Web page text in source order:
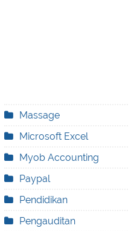
Massage
Microsoft Excel
Myob Accounting
Paypal
Pendidikan
Pengauditan